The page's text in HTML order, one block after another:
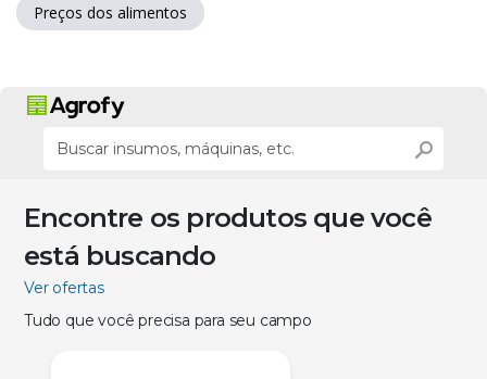
Preços dos alimentos
Encontre os produtos que você
está buscando
Ver ofertas
Tudo que você precisa para seu campo